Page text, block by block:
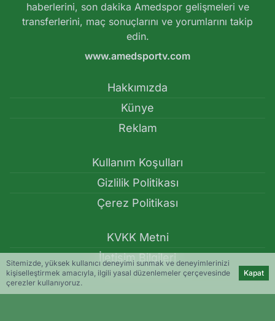
haberlerini, son dakika Amedspor gelişmeleri ve
transferlerini, maç sonuçlarını ve yorumlarını takip
edin.
www.amedsportv.com
Hakkımızda
Künye
Reklam
Kullanım Koşulları
Gizlilik Politikası
Çerez Politikası
KVKK Metni
İletişim Bilgileri
Sitemizde, yüksek kullanıcı deneyimi sunmak ve deneyimlerinizi
kişiselleştirmek amacıyla, ilgili yasal düzenlemeler çerçevesinde
çerezler kullanıyoruz.
Kapat